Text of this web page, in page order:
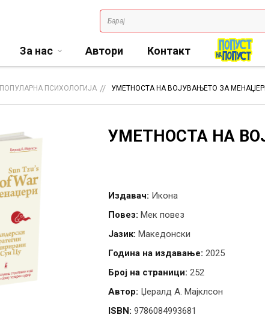
За нас Автори Контакт
ПОПУЛАРНА ПСИХОЛОГИЈА УМЕТНОСТА НА ВОЈУВАЊЕТО ЗА
УМЕТНОСТА НА
Издавач: Икона
Повез: Мек повез
Јазик: Македонски
Година на издавање: 2025
Број на страници: 252
Автор: Џералд А. Мајклсон
ISBN: 9786084993681